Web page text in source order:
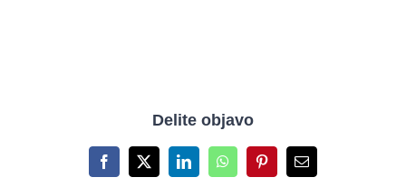
Delite objavo
Facebook
X LinkedInWhatsAppPinterestEmail